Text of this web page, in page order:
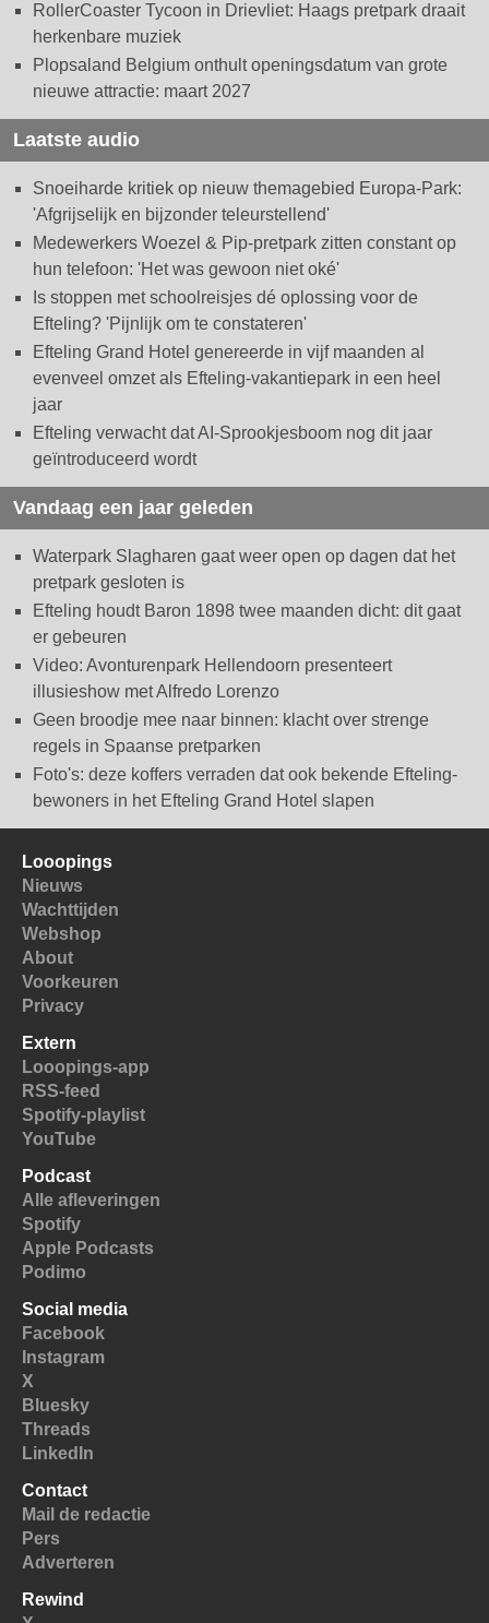
RollerCoaster Tycoon in Drievliet: Haags pretpark draait
herkenbare muziek
Plopsaland Belgium onthult openingsdatum van grote
nieuwe attractie: maart 2027
Laatste audio
Snoeiharde kritiek op nieuw themagebied Europa-Park:
'Afgrijselijk en bijzonder teleurstellend'
Medewerkers Woezel & Pip-pretpark zitten constant op
hun telefoon: 'Het was gewoon niet oké'
Is stoppen met schoolreisjes dé oplossing voor de
Efteling? 'Pijnlijk om te constateren'
Efteling Grand Hotel genereerde in vijf maanden al
evenveel omzet als Efteling-vakantiepark in een heel
jaar
Efteling verwacht dat AI-Sprookjesboom nog dit jaar
geïntroduceerd wordt
Vandaag een jaar geleden
Waterpark Slagharen gaat weer open op dagen dat het
pretpark gesloten is
Efteling houdt Baron 1898 twee maanden dicht: dit gaat
er gebeuren
Video: Avonturenpark Hellendoorn presenteert
illusieshow met Alfredo Lorenzo
Geen broodje mee naar binnen: klacht over strenge
regels in Spaanse pretparken
Foto's: deze koffers verraden dat ook bekende Efteling-
bewoners in het Efteling Grand Hotel slapen
Looopings
Nieuws
Wachttijden
Webshop
About
Voorkeuren
Privacy
Extern
Looopings-app
RSS-feed
Spotify-playlist
YouTube
Podcast
Alle afleveringen
Spotify
Apple Podcasts
Podimo
Social media
Facebook
Instagram
X
Bluesky
Threads
LinkedIn
Contact
Mail de redactie
Pers
Adverteren
Rewind